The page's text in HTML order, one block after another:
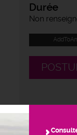
Durée
Non